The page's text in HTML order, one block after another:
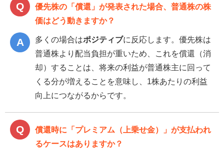
優先株の「償還」が発表された場合、普通株の株
価はどう動きますか？
多くの場合はポジティブに反応します。優先株は
普通株より配当負担が重いため、これを償還（消
却）することは、将来の利益が普通株主に回って
くる分が増えることを意味し、1株あたりの利益
向上につながるからです。
償還時に「プレミアム（上乗せ金）」が支払われ
るケースはありますか？